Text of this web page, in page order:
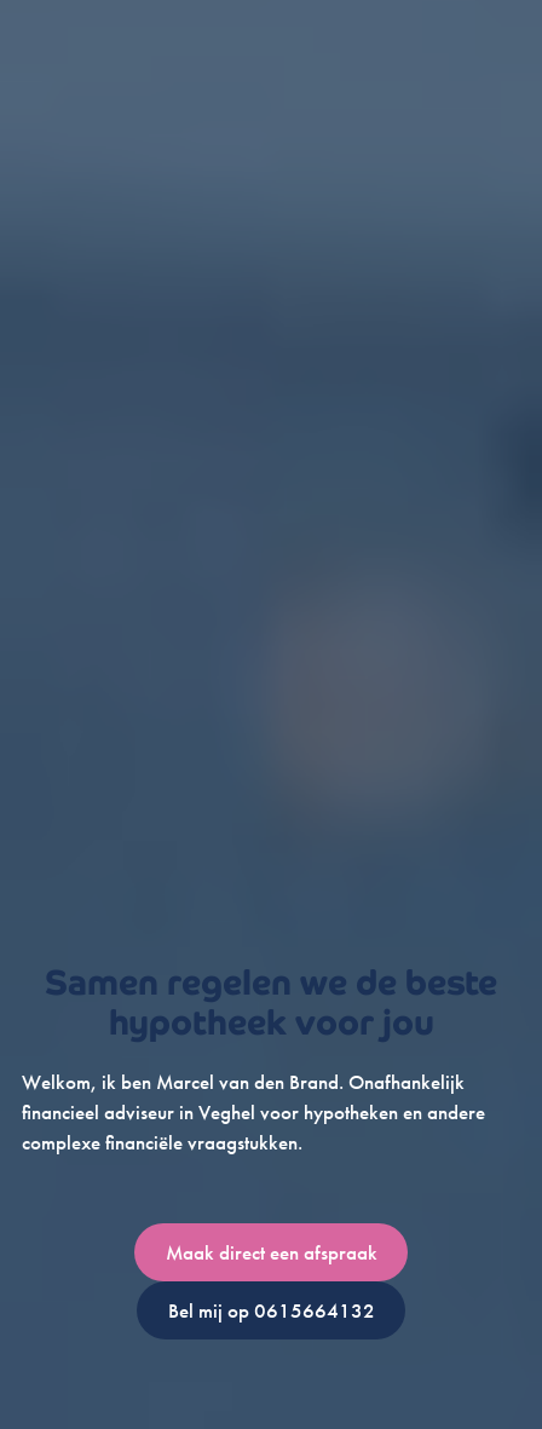
Samen regelen we de beste
hypotheek voor jou
Welkom, ik ben Marcel van den Brand. Onafhankelijk
financieel adviseur in Veghel voor hypotheken en andere
complexe financiële vraagstukken.
Maak direct een afspraak
Bel mij op 0615664132